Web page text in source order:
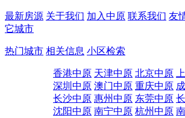
最新房源 关于我们 加入中原 联系我们 友
它城市
热门城市 相关信息 小区检索
香港中原 天津中原 北京中原
深圳中原 澳门中原 重庆中原
长沙中原 惠州中原 东莞中原
沈阳中原 南宁中原 杭州中原